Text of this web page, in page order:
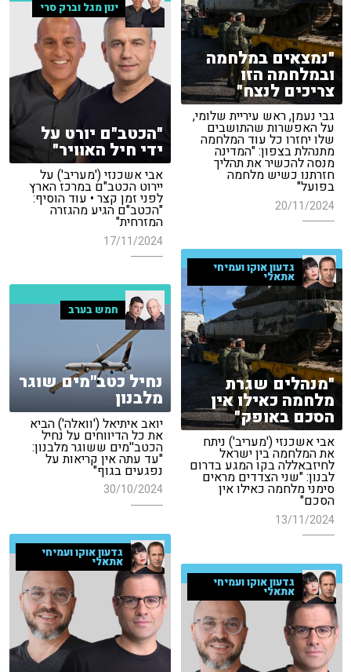
"נמצאים במלחמה
ובמלחמה הזו
צריכים לנצח"
גבי נעמן, ראש עיריית שלומי,
על האפשרות שהתושבים
שלו יחזרו כל עוד המלחמה
מתנהלת בצפון: "המדינה
מנסה להכשיר את תהליך
חזרתנו כשיש מלחמה
בפועל"
20/11/2024
ינון מגל וברק סרי
"הכטב"ם יורט על
ידי חיל האוויר"
אבי אשכנזי ('מעריב') על
יירוט הכטב"ם במרכז הארץ
לפני זמן קצר • עוד הוסיף:
"הכטב"ם הגיע מהגזרה
המזרחית"
17/11/2024
גדעון אוקו ועמיחי
אתאלי
"מנהלים שגרת
מלחמה כאילו אין
הסכם באופק"
אבי אשכנזי ('מעריב') ניתח
את המלחמה בין ישראל
לחיזבאללה בקו המגע בדרום
לבנון: "שני הצדדים מראים
סימני מלחמה כאילו אין
הסכם"
13/11/2024
חמש בערב
נחיל כטב''מים שוגר
מלבנון
יואב איתיאל ('וואלה') הביא
את כל הדיווחים על נחיל
הכטב''מים ששוגר מלבנון:
"עד עתה אין קריאות על
נפגעים בגוף"
30/10/2024
גדעון אוקו ועמיחי
אתאלי
גדעון אוקו ועמיחי
אתאלי